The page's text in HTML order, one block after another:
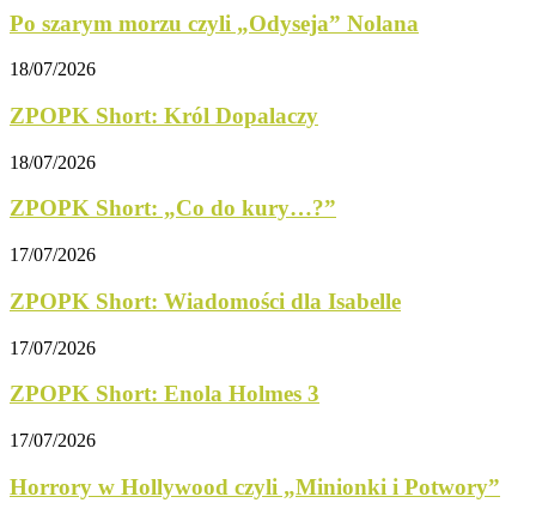
Po szarym morzu czyli „Odyseja” Nolana
18/07/2026
ZPOPK Short: Król Dopalaczy
18/07/2026
ZPOPK Short: „Co do kury…?”
17/07/2026
ZPOPK Short: Wiadomości dla Isabelle
17/07/2026
ZPOPK Short: Enola Holmes 3
17/07/2026
Horrory w Hollywood czyli „Minionki i Potwory”